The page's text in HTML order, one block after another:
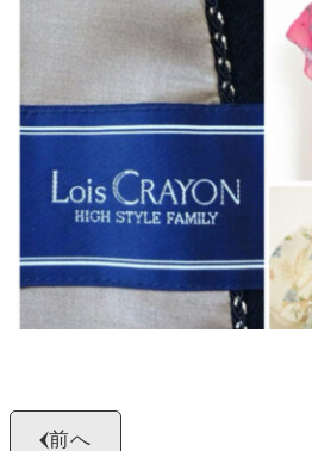
0120-
受付時間9:00〜18:00（年中無
お申し込みフ
前へ